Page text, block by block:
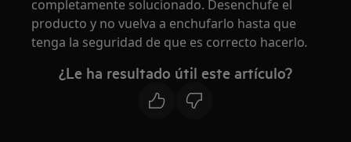
completamente solucionado. Desenchufe el
producto y no vuelva a enchufarlo hasta que
tenga la seguridad de que es correcto hacerlo.
¿Le ha resultado útil este artículo?